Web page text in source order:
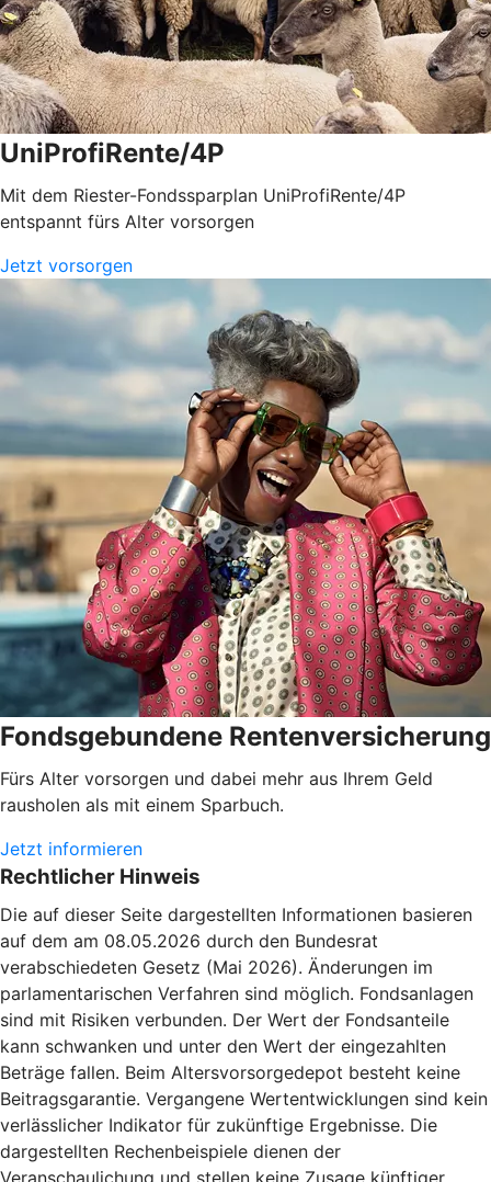
UniProfiRente/4P
Mit dem Riester-Fondssparplan UniProfiRente/4P
entspannt fürs Alter vorsorgen
Jetzt vorsorgen
Fondsgebundene Rentenversicherung
Fürs Alter vorsorgen und dabei mehr aus Ihrem Geld
rausholen als mit einem Sparbuch.
Jetzt informieren
Rechtlicher Hinweis
Die auf dieser Seite dargestellten Informationen basieren
auf dem am 08.05.2026 durch den Bundesrat
verabschiedeten Gesetz (Mai 2026). Änderungen im
parlamentarischen Verfahren sind möglich. Fondsanlagen
sind mit Risiken verbunden. Der Wert der Fondsanteile
kann schwanken und unter den Wert der eingezahlten
Beträge fallen. Beim Altersvorsorgedepot besteht keine
Beitragsgarantie. Vergangene Wertentwicklungen sind kein
verlässlicher Indikator für zukünftige Ergebnisse. Die
dargestellten Rechenbeispiele dienen der
Veranschaulichung und stellen keine Zusage künftiger